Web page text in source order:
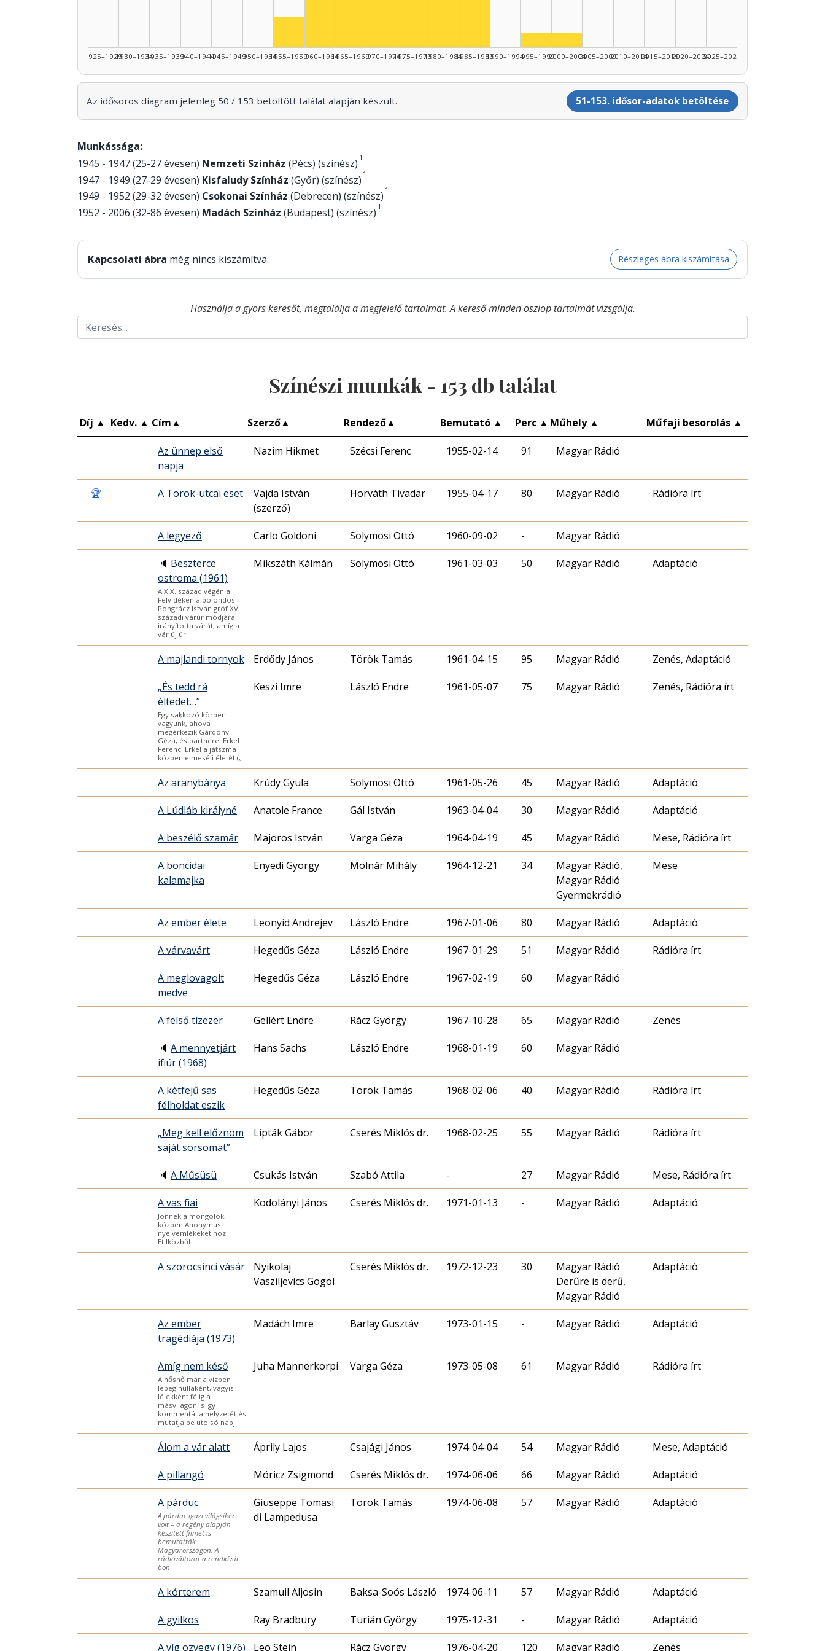
1925–19291930–19341935–19391940–19441945–19491950–19541955–19591960–19641965–19691970–19741975–19791980–19841985–19891990–1994
Színész, 1995–1999: 1
1995–1999
Színész, 2000–2004: 1
2000–20042005–20092010–20142015–20192020–20242025–2026
Az idősoros diagram jelenleg 50 / 153 betöltött találat alapján készült. 51-153. idősor-adatok betöltése
Munkássága:
1945 - 1947 (25-27 évesen) Nemzeti Színház (Pécs) (színész) 1
1947 - 1949 (27-29 évesen) Kisfaludy Színház (Győr) (színész) 1
1949 - 1952 (29-32 évesen) Csokonai Színház (Debrecen) (színész) 1
1952 - 2006 (32-86 évesen) Madách Színház (Budapest) (színész) 1
Kapcsolati ábra még nincs kiszámítva. Részleges ábra kiszámítása
Használja a gyors keresőt, megtalálja a megfelelő tartalmat. A kereső minden oszlop tartalmát vizsgálja.
Színészi munkák - 153 db találat
Díj ▲ Kedv. ▲ Cím▲ Szerző▲ Rendező▲ Bemutató ▲ Perc ▲ Műhely ▲ Műfaji besorolás ▲
Az ünnep első
napja
Nazim Hikmet Szécsi Ferenc 1955-02-14 91 Magyar Rádió
🏆 A Török-utcai eset
Vajda István
(szerző)
Horváth Tivadar 1955-04-17 80 Magyar Rádió Rádióra írt
A legyező Carlo Goldoni Solymosi Ottó 1960-09-02 - Magyar Rádió
🔈 Beszterce
ostroma (1961)
A XIX. század végén a
Felvidéken a bolondos
Pongrácz István gróf XVII.
századi várúr módjára
irányította várát, amíg a
vár új úr
Mikszáth Kálmán Solymosi Ottó 1961-03-03 50 Magyar Rádió Adaptáció
A majlandi tornyok Erdődy János Török Tamás 1961-04-15 95 Magyar Rádió Zenés, Adaptáció
„És tedd rá
éltedet…”
Egy sakkozó körben
vagyunk, ahova
megérkezik Gárdonyi
Géza, és partnere: Erkel
Ferenc. Erkel a játszma
közben elmeséli életét („
Keszi Imre László Endre 1961-05-07 75 Magyar Rádió Zenés, Rádióra írt
Az aranybánya Krúdy Gyula Solymosi Ottó 1961-05-26 45 Magyar Rádió Adaptáció
A Lúdláb királyné Anatole France Gál István 1963-04-04 30 Magyar Rádió Adaptáció
A beszélő szamár Majoros István Varga Géza 1964-04-19 45 Magyar Rádió Mese, Rádióra írt
A boncidai
kalamajka
Enyedi György Molnár Mihály 1964-12-21 34
Magyar Rádió,
Magyar Rádió
Gyermekrádió
Mese
Az ember élete Leonyid Andrejev László Endre 1967-01-06 80 Magyar Rádió Adaptáció
A várvavárt Hegedűs Géza László Endre 1967-01-29 51 Magyar Rádió Rádióra írt
A meglovagolt
medve
Hegedűs Géza László Endre 1967-02-19 60 Magyar Rádió
A felső tízezer Gellért Endre Rácz György 1967-10-28 65 Magyar Rádió Zenés
🔈 A mennyetjárt
ifiúr (1968)
Hans Sachs László Endre 1968-01-19 60 Magyar Rádió
A kétfejű sas
félholdat eszik
Hegedűs Géza Török Tamás 1968-02-06 40 Magyar Rádió Rádióra írt
„Meg kell előznöm
saját sorsomat”
Lipták Gábor Cserés Miklós dr. 1968-02-25 55 Magyar Rádió Rádióra írt
🔈 A Műsüsü Csukás István Szabó Attila - 27 Magyar Rádió Mese, Rádióra írt
A vas fiai
Jönnek a mongolok,
közben Anonymus
nyelvemlékeket hoz
Etilközből.
Kodolányi János Cserés Miklós dr. 1971-01-13 - Magyar Rádió Adaptáció
A szorocsinci vásár
Nyikolaj
Vasziljevics Gogol
Cserés Miklós dr. 1972-12-23 30
Magyar Rádió
Derűre is derű,
Magyar Rádió
Adaptáció
Az ember
tragédiája (1973)
Madách Imre Barlay Gusztáv 1973-01-15 - Magyar Rádió Adaptáció
Amíg nem késő
A hősnő már a vízben
lebeg hullaként, vagyis
lélekként félig a
másvilágon, s így
kommentálja helyzetét és
mutatja be utolsó napj
Juha Mannerkorpi Varga Géza 1973-05-08 61 Magyar Rádió Rádióra írt
Álom a vár alatt Áprily Lajos Csajági János 1974-04-04 54 Magyar Rádió Mese, Adaptáció
A pillangó Móricz Zsigmond Cserés Miklós dr. 1974-06-06 66 Magyar Rádió Adaptáció
A párduc
A párduc igazi világsiker
volt – a regény alapján
készített filmet is
bemutatták
Magyarországon. A
rádióváltozat a rendkívül
bon
Giuseppe Tomasi
di Lampedusa
Török Tamás 1974-06-08 57 Magyar Rádió Adaptáció
A kórterem Szamuil Aljosin Baksa-Soós László 1974-06-11 57 Magyar Rádió Adaptáció
A gyilkos Ray Bradbury Turián György 1975-12-31 - Magyar Rádió Adaptáció
A víg özvegy (1976) Leo Stein Rácz György 1976-04-20 120 Magyar Rádió Zenés